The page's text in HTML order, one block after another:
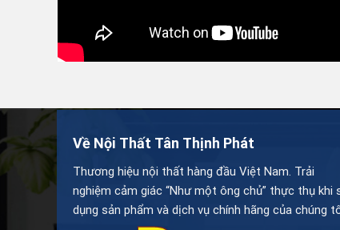
Về Nội Thất Tân Thịnh Phát
Thương hiệu nội thất hàng đầu Việt Nam. Trải
nghiệm cảm giác “Như một ông chủ” thực thụ khi
dụng sản phẩm và dịch vụ chính hãng của chúng